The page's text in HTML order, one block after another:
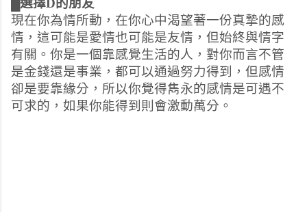
█選擇D的朋友
現在你為情所動，在你心中渴望著一份真摯的感
情，這可能是愛情也可能是友情，但始終與情字
有關。你是一個靠感覺生活的人，對你而言不管
是金錢還是事業，都可以通過努力得到，但感情
卻是要靠緣分，所以你覺得雋永的感情是可遇不
可求的，如果你能得到則會激動萬分。